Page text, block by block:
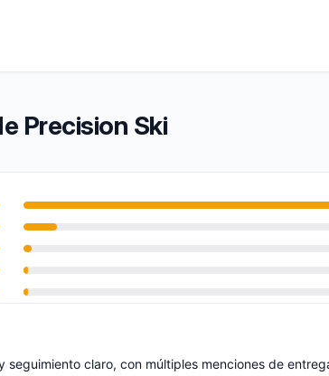
Precision Ski
10
claro, con múltiples menciones de